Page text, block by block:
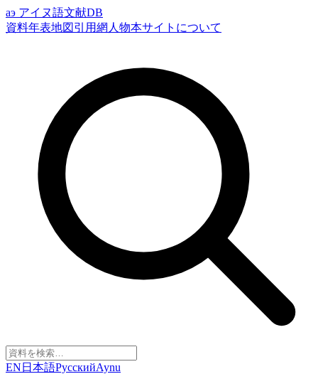
аэ アイヌ語文献DB
資料年表地図 引用網 人物本サイトについて
EN 日本語РусскийAynu